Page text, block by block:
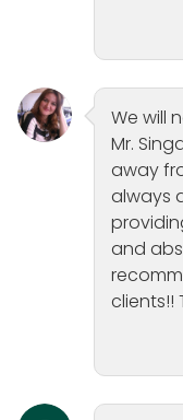
We will
Mr.
away
always
and
clients!!